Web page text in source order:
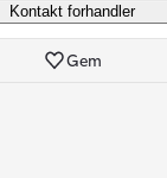
Kontakt forhandler
Gem